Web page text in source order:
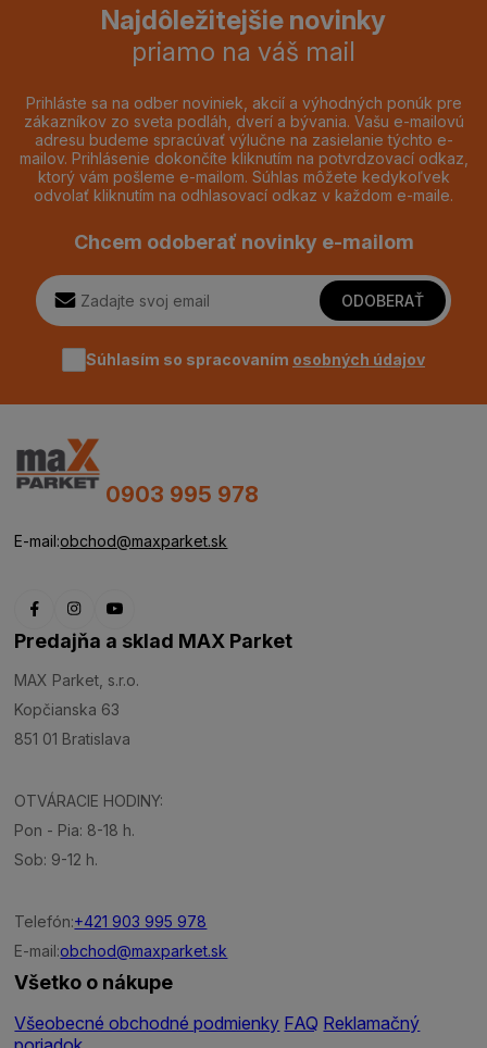
Najdôležitejšie novinky
priamo na váš mail
Prihláste sa na odber noviniek, akcií a výhodných ponúk pre
zákazníkov zo sveta podláh, dverí a bývania. Vašu e-mailovú
adresu budeme spracúvať výlučne na zasielanie týchto e-
mailov. Prihlásenie dokončíte kliknutím na potvrdzovací odkaz,
ktorý vám pošleme e-mailom. Súhlas môžete kedykoľvek
odvolať kliknutím na odhlasovací odkaz v každom e-maile.
Chcem odoberať novinky e-mailom
ODOBERAŤ
Súhlasím so spracovaním osobných údajov
0903 995 978
E-mail:obchod@maxparket.sk
Predajňa a sklad MAX Parket
MAX Parket, s.r.o.
Kopčianska 63
851 01 Bratislava
OTVÁRACIE HODINY:
Pon - Pia: 8-18 h.
Sob: 9-12 h.
Telefón:+421 903 995 978
E-mail:obchod@maxparket.sk
Všetko o nákupe
Všeobecné obchodné podmienky FAQ Reklamačný